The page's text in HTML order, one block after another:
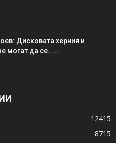
Дисковата херния и
могат да се…...
12415
8715